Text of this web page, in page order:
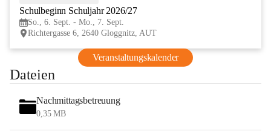
Schulbeginn Schuljahr 2026/27
So., 6. Sept. - Mo., 7. Sept.
Richtergasse 6, 2640 Gloggnitz, AUT
Veranstaltungskalender
Dateien
Nachmittagsbetreuung
0,35 MB